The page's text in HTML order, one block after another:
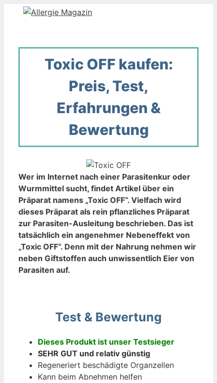
Toxic OFF kaufen:
Preis, Test,
Erfahrungen &
Bewertung
Wer im Internet nach einer Parasitenkur oder
Wurmmittel sucht, findet Artikel über ein
Präparat namens „Toxic OFF“. Vielfach wird
dieses Präparat als rein pflanzliches Präparat
zur Parasiten-Ausleitung beschrieben. Das ist
tatsächlich ein angenehmer Nebeneffekt von
„Toxic OFF“. Denn mit der Nahrung nehmen wir
neben Giftstoffen auch unwissentlich Eier von
Parasiten auf.
Test & Bewertung
Dieses Produkt ist unser Testsieger
SEHR GUT und relativ günstig
Regeneriert beschädigte Organzellen
Kann beim Abnehmen helfen